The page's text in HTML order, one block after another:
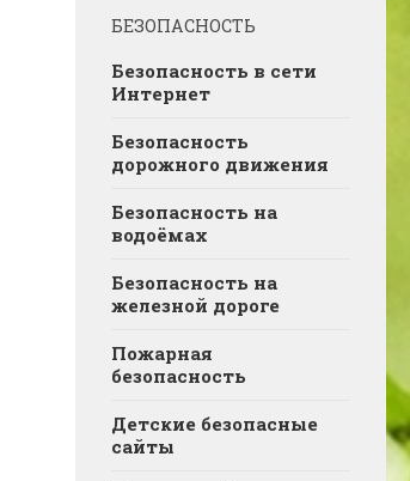
БЕЗОПАСНОСТЬ
Безопасность в сети
Интернет
Безопасность
дорожного движения
Безопасность на
водоёмах
Безопасность на
железной дороге
Пожарная
безопасность
Детские безопасные
сайты